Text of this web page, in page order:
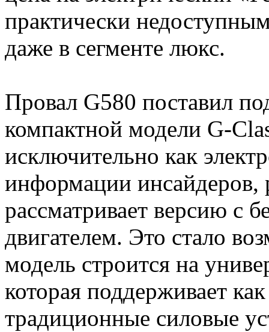
практически
даже в сегменте люкс.
Провал G580 поставил
компактной модели G-
исключительно как
информации инсайдеров,
рассматривает версию с
двигателем. Это стало
модель строится на
которая поддерживает
традиционные силовые